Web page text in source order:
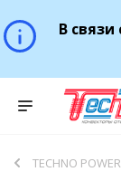
В
TECHNO